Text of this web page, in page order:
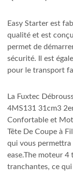
Easy Starter est
qualité et est
permet de
sécurité. Il est
pour le transport
La Fuxtec
4MS131 31cm3
Confortable et
Tête De Coupe à
qui vous
ease.The moteur 4
tranchantes, ce